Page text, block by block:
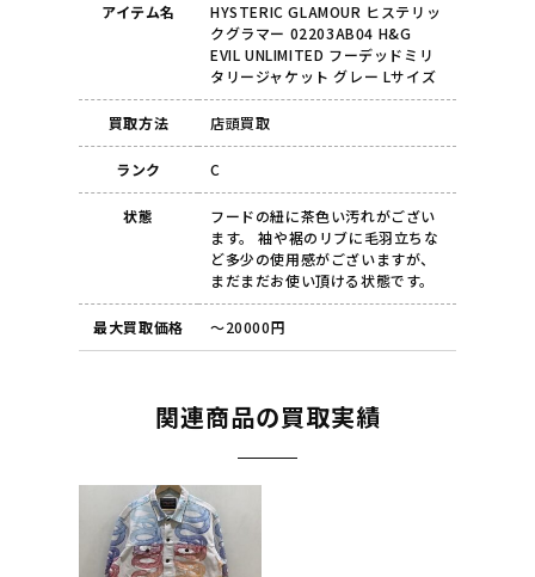
アイテム名
HYSTERIC GLAMOUR ヒステリッ
クグラマー 02203AB04 H&G
EVIL UNLIMITED フーデッドミリ
タリージャケット グレー Lサイズ
買取方法 店頭買取
ランク C
状態
フードの紐に茶色い汚れがござい
ます。 袖や裾のリブに毛羽立ちな
ど多少の使用感がございますが、
まだまだお使い頂ける状態です。
最大買取価格 ～20000円
関連商品の買取実績